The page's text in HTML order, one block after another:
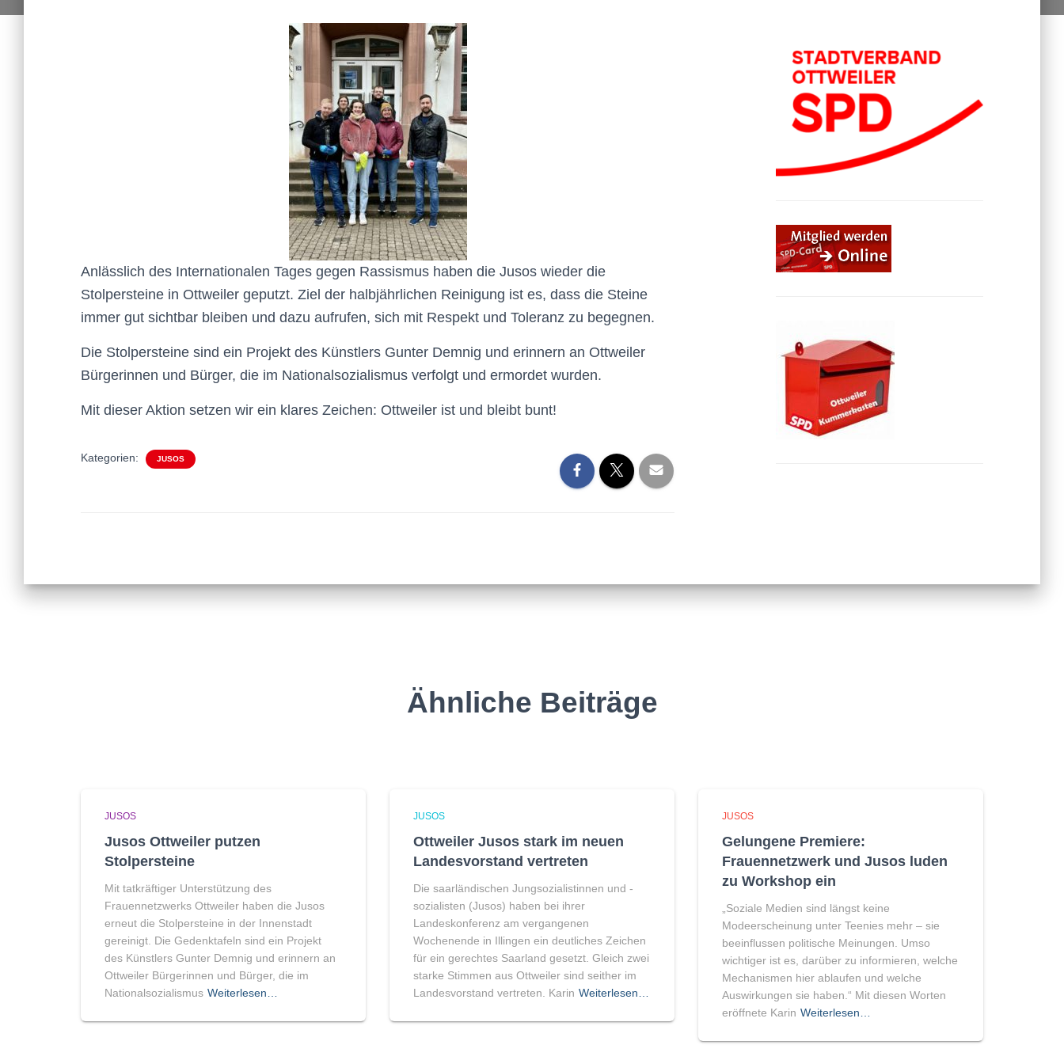
Anlässlich des Internationalen Tages gegen Rassismus haben die Jusos wieder die
Stolpersteine in Ottweiler geputzt. Ziel der halbjährlichen Reinigung ist es, dass die Steine
immer gut sichtbar bleiben und dazu aufrufen, sich mit Respekt und Toleranz zu begegnen.
Die Stolpersteine sind ein Projekt des Künstlers Gunter Demnig und erinnern an Ottweiler
Bürgerinnen und Bürger, die im Nationalsozialismus verfolgt und ermordet wurden.
Mit dieser Aktion setzen wir ein klares Zeichen: Ottweiler ist und bleibt bunt!
Kategorien: JUSOS
Ähnliche Beiträge
JUSOS
Jusos Ottweiler putzen
Stolpersteine
Mit tatkräftiger Unterstützung des
Frauennetzwerks Ottweiler haben die Jusos
erneut die Stolpersteine in der Innenstadt
gereinigt. Die Gedenktafeln sind ein Projekt
des Künstlers Gunter Demnig und erinnern an
Ottweiler Bürgerinnen und Bürger, die im
Nationalsozialismus Weiterlesen…
JUSOS
Ottweiler Jusos stark im neuen
Landesvorstand vertreten
Die saarländischen Jungsozialistinnen und -
sozialisten (Jusos) haben bei ihrer
Landeskonferenz am vergangenen
Wochenende in Illingen ein deutliches Zeichen
für ein gerechtes Saarland gesetzt. Gleich zwei
starke Stimmen aus Ottweiler sind seither im
Landesvorstand vertreten. Karin Weiterlesen…
JUSOS
Gelungene Premiere:
Frauennetzwerk und Jusos luden
zu Workshop ein
„Soziale Medien sind längst keine
Modeerscheinung unter Teenies mehr – sie
beeinflussen politische Meinungen. Umso
wichtiger ist es, darüber zu informieren, welche
Mechanismen hier ablaufen und welche
Auswirkungen sie haben.“ Mit diesen Worten
eröffnete Karin Weiterlesen…